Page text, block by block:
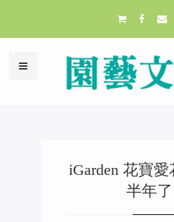
iGarden 花寶
半年了